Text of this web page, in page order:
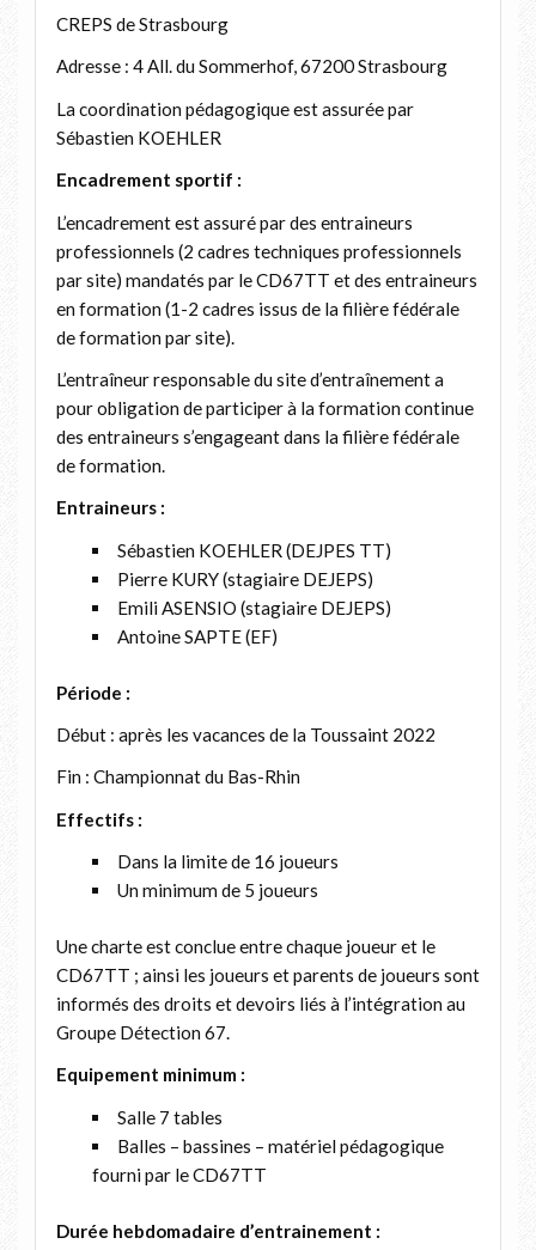
CREPS de Strasbourg
Adresse : 4 All. du Sommerhof, 67200 Strasbourg
La coordination pédagogique est assurée par
Sébastien KOEHLER
Encadrement sportif :
L’encadrement est assuré par des entraineurs
professionnels (2 cadres techniques professionnels
par site) mandatés par le CD67TT et des entraineurs
en formation (1-2 cadres issus de la filière fédérale
de formation par site).
L’entraîneur responsable du site d’entraînement a
pour obligation de participer à la formation continue
des entraineurs s’engageant dans la filière fédérale
de formation.
Entraineurs :
Sébastien KOEHLER (DEJPES TT)
Pierre KURY (stagiaire DEJEPS)
Emili ASENSIO (stagiaire DEJEPS)
Antoine SAPTE (EF)
Période :
Début : après les vacances de la Toussaint 2022
Fin : Championnat du Bas-Rhin
Effectifs :
Dans la limite de 16 joueurs
Un minimum de 5 joueurs
Une charte est conclue entre chaque joueur et le
CD67TT ; ainsi les joueurs et parents de joueurs sont
informés des droits et devoirs liés à l’intégration au
Groupe Détection 67.
Equipement minimum :
Salle 7 tables
Balles – bassines – matériel pédagogique
fourni par le CD67TT
Durée hebdomadaire d’entrainement :